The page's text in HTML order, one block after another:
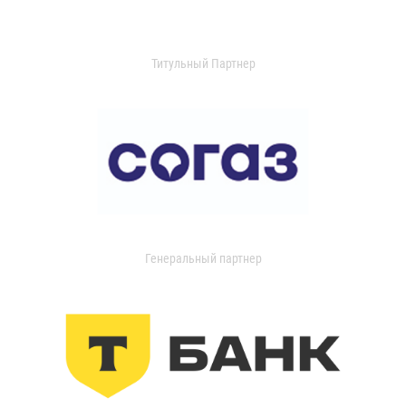
Титульный Партнер
Генеральный партнер